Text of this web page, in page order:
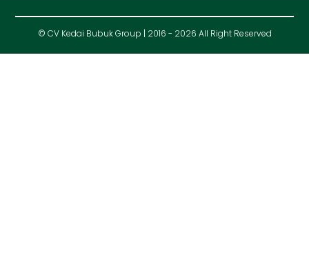
© CV Kedai Bubuk Group | 2016 - 2026 All Right Reserved